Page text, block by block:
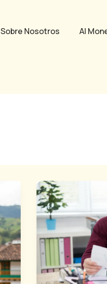
Sobre Nosotros AI